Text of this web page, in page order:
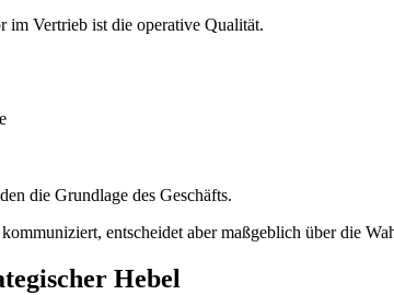
im Vertrieb ist die operative Qualität.
die Grundlage des Geschäfts.
entscheidet aber maßgeblich über die
Hebel